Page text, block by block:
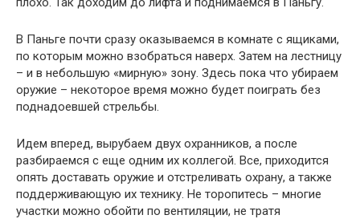
В Паньге почти сразу оказываемся в комнате с ящиками,
по которым можно взобраться наверх. Затем на лестницу
– и в небольшую «мирную» зону. Здесь пока что убираем
оружие – некоторое время можно будет поиграть без
поднадоевшей стрельбы.
Идем вперед, вырубаем двух охранников, а после
разбираемся с еще одним их коллегой. Все, приходится
опять доставать оружие и отстреливать охрану, а также
поддерживающую их технику. Не торопитесь – многие
участки можно обойти по вентиляции, не тратя